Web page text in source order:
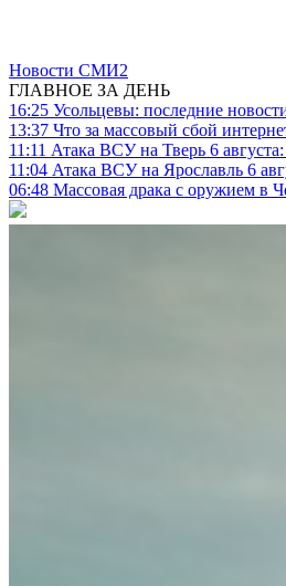
Новости СМИ2
ГЛАВНОЕ ЗА ДЕНЬ
16:25 Усольцевы: последние
13:37 Что за массовый сбой
11:11 Атака ВСУ на Тверь 6
11:04 Атака ВСУ на Ярославль 6
06:48 Массовая драка с оружием в